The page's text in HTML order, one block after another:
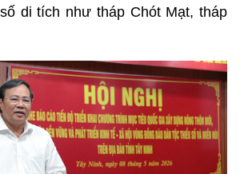
di tích như tháp Chót Mạt, tháp